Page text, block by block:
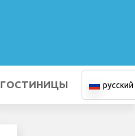
ГОСТИНИЦЫ русский